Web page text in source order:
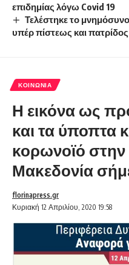
επιδημίας λόγω Covid 19
Τελέστηκε το
υπέρ πίστεως και
ΚΟΙΝΩΝΊΑ
Η εικόνα ως
και τα ύποπτα
κορωνοϊό στην
Μακεδονία
Κυριακή 12 Απριλίου, 2020 19:58
florinapress.gr